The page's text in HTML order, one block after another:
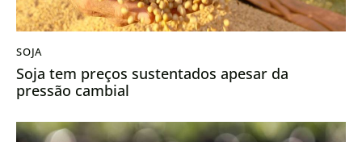
SOJA
Soja tem preços sustentados apesar da
pressão cambial